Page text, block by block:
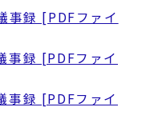
事録 [PDFファイ
事録 [PDFファイ
事録 [PDFファイ